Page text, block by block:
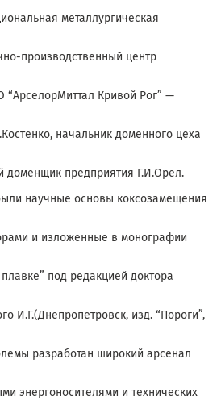
металлургическая
производственный центр
“АрселорМиттал Кривой Рог” —
начальник доменного цеха
доменщик предприятия Г.И.Орел.
научные основы коксозамещения
и изложенные в монографии
под редакцией доктора
И.Г.(Днепропетровск, изд. “Пороги”,
разработан широкий арсенал
энергоносителями и технических